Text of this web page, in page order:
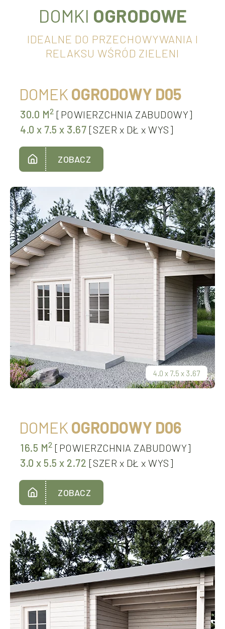
DOMKI OGRODOWE
IDEALNE DO PRZECHOWYWANIA I
RELAKSU WŚRÓD ZIELENI
DOMEK OGRODOWY D05
30.0 M2 [POWIERZCHNIA ZABUDOWY]
4.0 x 7.5 x 3.67 [SZER x DŁ x WYS]
ZOBACZ
4.0 x 7.5 x 3.67
DOMEK OGRODOWY D06
16.5 M2 [POWIERZCHNIA ZABUDOWY]
3.0 x 5.5 x 2.72 [SZER x DŁ x WYS]
ZOBACZ